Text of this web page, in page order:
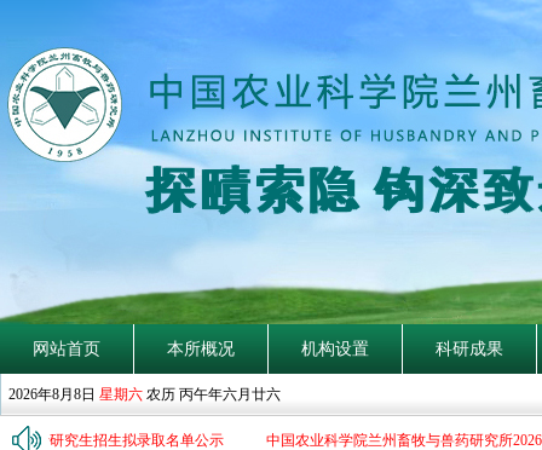
探賾索 隐 钩深致
网站首页 本所概况 机构设置 科研成果
2026年8月8日 星期六 农历 丙午年六月廿六
士研究生招生拟录取名单公示 中国农业科学院兰州畜牧与兽药研究所2026